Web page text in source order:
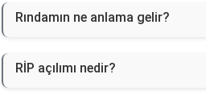
Rındamın ne anlama gelir?
RİP açılımı nedir?